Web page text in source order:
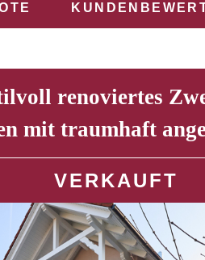
renoviertes
mit traumhaft
VERKAUFT